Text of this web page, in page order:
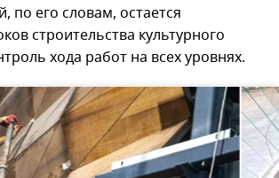
по его словам, остается
строительства культурного
хода работ на всех уровнях.